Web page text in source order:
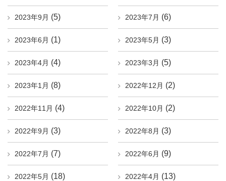
2023年9月 (5) 2023年7月 (6)
2023年6月 (1) 2023年5月 (3)
2023年4月 (4) 2023年3月 (5)
2023年1月 (8) 2022年12月 (2)
2022年11月 (4) 2022年10月 (2)
2022年9月 (3) 2022年8月 (3)
2022年7月 (7) 2022年6月 (9)
2022年5月 (18) 2022年4月 (13)